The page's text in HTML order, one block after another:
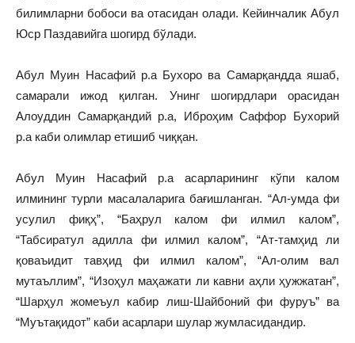
билимларни бобоси ва отасидан олади. Кейинчалик Абул
Юср Паздавийга шогирд бўлади.
Абул Муин Насафий р.а Бухоро ва Самарқандда яшаб,
самарали ижод қилган. Унинг шогирдлари орасидан
Алоуддин Самарқандий р.а, Иброҳим Саффор Бухорий
р.а каби олимлар етишиб чиққан.
Абул Муин Насафий р.а асарларининг кўпи калом
илмининг турли масалаларига бағишланган. “Ал-умда фи
усулил фиқҳ”, “Баҳрул калом фи илмил калом”,
“Табсиратул адилла фи илмил калом”, “Ат-тамҳид ли
қоваъидит тавҳид фи илмил калом”, “Ал-олим вал
мутаъллим”, “Изоҳул маҳажати ли кавни аҳли ҳужжатан”,
“Шарҳул жомеъул кабир лиш-Шайбоний фи фуруъ” ва
“Муътақидот” каби асарлари шулар жумласидандир.